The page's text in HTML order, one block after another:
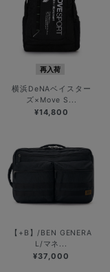
再入荷
横浜DeNAベイスター
ズ×Move S...
¥14,800
【+B】/BEN GENERA
L/マネ...
¥37,000